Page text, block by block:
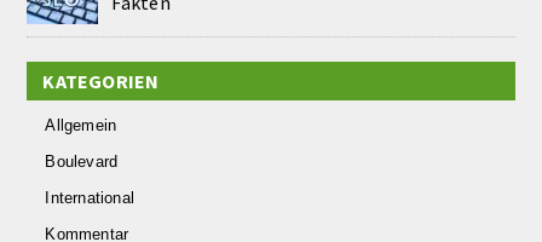
KATEGORIEN
Allgemein
Boulevard
International
Kommentar